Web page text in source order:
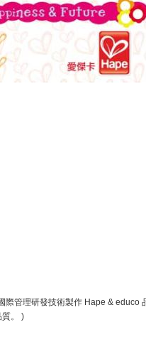
際管理研發技術製作 Hape & educo
質。 )